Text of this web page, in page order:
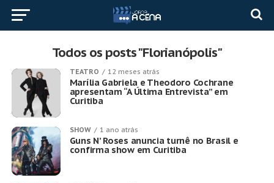
Todos os posts "Florianópolis"
TEATRO 12 meses atrás
Marília Gabriela e Theodoro Cochrane
apresentam “A Última Entrevista” em
Curitiba
SHOW 1 ano atrás
Guns N’ Roses anuncia turnê no Brasil e
confirma show em Curitiba